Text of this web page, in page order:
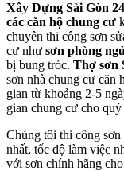
Xây Dựng Sài Gòn
các căn hộ chung cư
chuyên thi công sơn
cư như sơn phòng ngủ
bị bung tróc. Thợ sơn
sơn nhà chung cư căn
gian từ khoảng 2-5
gian chung cư cho quý
Chúng tôi thi công
nhất, tốc độ làm việc
với sơn chính hãng